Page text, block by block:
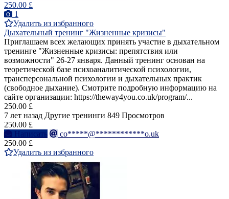
250.00 £
1
Удалить из избранного
Дыхательный тренинг "Жизненные кризисы"
Приглашаем всех желающих принять участие в дыхательном
тренинге "Жизненные кризисы: препятствия или
возможности" 26-27 января. Данный тренинг основан на
теоретической базе психоаналитической психологии,
трансперсональной психологии и дыхательных практик
(свободное дыхание). Смотрите подробную информацию на
сайте организации: https://theway4you.co.uk/program/...
250.00 £
7 лет назад Другие тренинги 849 Просмотров
250.00 £
Написать
co*****@************o.uk
250.00 £
Удалить из избранного